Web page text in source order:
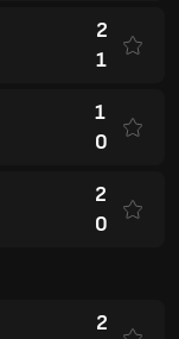
2
1
1
0
2
0
2